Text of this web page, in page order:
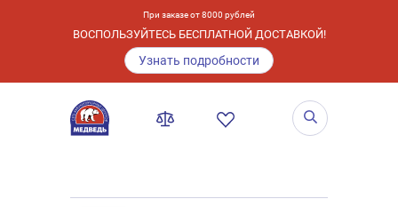
При заказе от 8000 рублей
ВОСПОЛЬЗУЙТЕСЬ БЕСПЛАТНОЙ ДОСТАВКОЙ!
Узнать подробности